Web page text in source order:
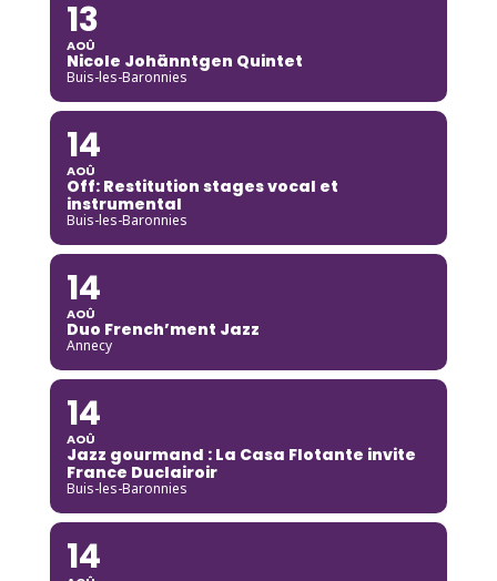
13
AOÛ
Nicole Johänntgen Quintet
Buis-les-Baronnies
14
AOÛ
Off: Restitution stages vocal et
instrumental
Buis-les-Baronnies
14
AOÛ
Duo French’ment Jazz
Annecy
14
AOÛ
Jazz gourmand : La Casa Flotante invite
France Duclairoir
Buis-les-Baronnies
14